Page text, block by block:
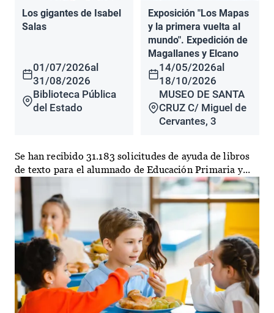
Los gigantes de Isabel
Salas
01/07/2026al
31/08/2026
Biblioteca Pública
del Estado
Exposición "Los Mapas
y la primera vuelta al
mundo". Expedición de
Magallanes y Elcano
14/05/2026al
18/10/2026
MUSEO DE SANTA
CRUZ C/ Miguel de
Cervantes, 3
Se han recibido 31.183 solicitudes de ayuda de libros
de texto para el alumnado de Educación Primaria y...